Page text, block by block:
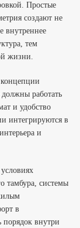
Простые
создают не
внутреннее
тем
жизни.
работать
и удобство
интегрируются в
и
тамбура, системы
в
внутри